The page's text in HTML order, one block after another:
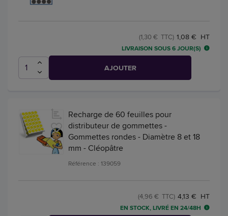
1,08 € HT
(1,30 € TTC)
LIVRAISON SOUS 6 JOUR(S)
AJOUTER
Recharge de 60 feuilles pour
distributeur de gommettes -
Gommettes rondes - Diamètre 8 et 18
mm - Cléopâtre
Référence : 139059
4,13 € HT
(4,96 € TTC)
EN STOCK, LIVRÉ EN 24/48H